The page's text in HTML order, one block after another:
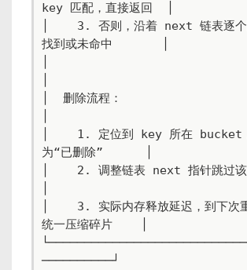
key 匹配，直接返回  │
│    3. 否则，沿着 next 链表逐个
找到或未命中       │
│  删除流程：
│    1. 定位到 key 所在 bucket
为“已删除”      │
│    2. 调整链表 next 指针跳过
│    3. 实际内存释放延迟，到下次
统一压缩碎片    │
──────────┘